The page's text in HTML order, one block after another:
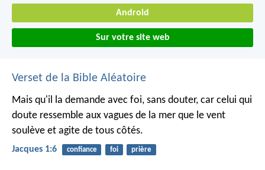
Android
Sur votre site web
Verset de la Bible Aléatoire
Mais qu'il la demande avec foi, sans douter, car celui qui
doute ressemble aux vagues de la mer que le vent
soulève et agite de tous côtés.
Jacques 1:6 confiance foi prière